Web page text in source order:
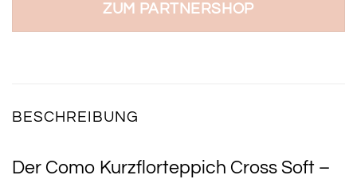
ZUM PARTNERSHOP
BESCHREIBUNG
Der Como Kurzflorteppich Cross Soft –